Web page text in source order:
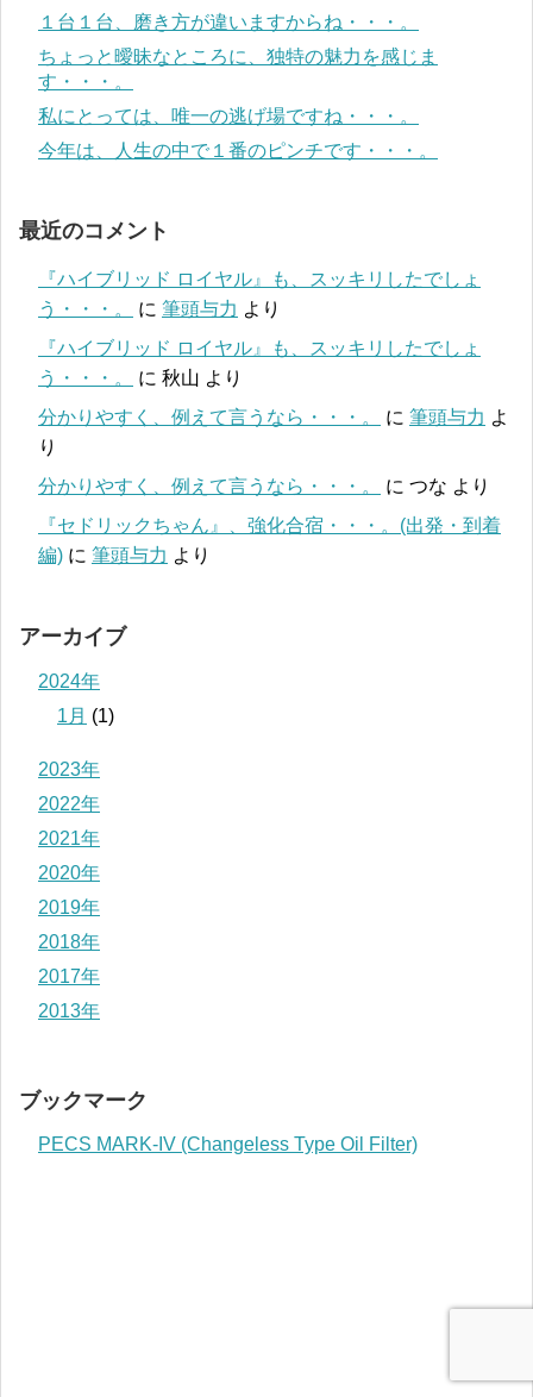
１台１台、磨き方が違いますからね・・・。
ちょっと曖昧なところに、独特の魅力を感じま
す・・・。
私にとっては、唯一の逃げ場ですね・・・。
今年は、人生の中で１番のピンチです・・・。
最近のコメント
『ハイブリッド ロイヤル』も、スッキリしたでしょ
う・・・。
に 筆頭与力 より
『ハイブリッド ロイヤル』も、スッキリしたでしょ
う・・・。
に 秋山 より
分かりやすく、例えて言うなら・・・。
に 筆頭与力 よ
り
分かりやすく、例えて言うなら・・・。
に つな より
『セドリックちゃん』、強化合宿・・・。(出発・到着
編) に 筆頭与力 より
アーカイブ
2024年
1月 (1)
2023年
2022年
2021年
2020年
2019年
2018年
2017年
2013年
ブックマーク
PECS MARK-IV (Changeless Type Oil Filter)